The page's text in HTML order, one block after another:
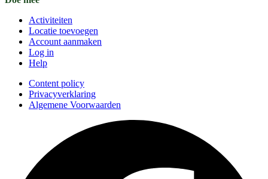
Activiteiten
Locatie toevoegen
Account aanmaken
Log in
Help
Content policy
Privacyverklaring
Algemene Voorwaarden